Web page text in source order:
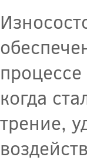
когда
трение,